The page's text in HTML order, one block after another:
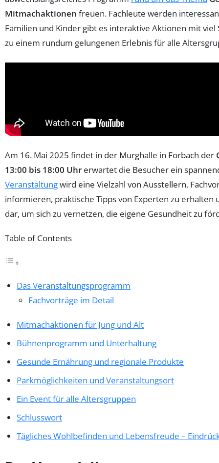
Mitmachaktionen freuen. Fachleute werden
Familien und Kinder gibt es interaktive Aktionen mit
zu einem rundum gelungenen Erlebnis für alle
Am 16. Mai 2025 findet in der Murghalle in Forbach der
13:00 bis 18:00 Uhr erwartet die Besucher ein
Veranstaltungwird eine Vielzahl von Ausstellern,
informieren, praktische Tipps von Experten zu
dar, um sich zu vernetzen, die eigene Gesundheit zu
Table of Contents
Das Veranstaltungsprogramm
Fachvorträge im Detail
Mitmachaktionen für Jung und Alt
Bühnenprogramm und Unterhaltung
Gesunde Ernährung und regionale Produkte
Parkmöglichkeiten und Veranstaltungsort
Ein Event für alle Altersgruppen
Schlusswort
Tägliches Wohlbefinden und Lebensfreude –